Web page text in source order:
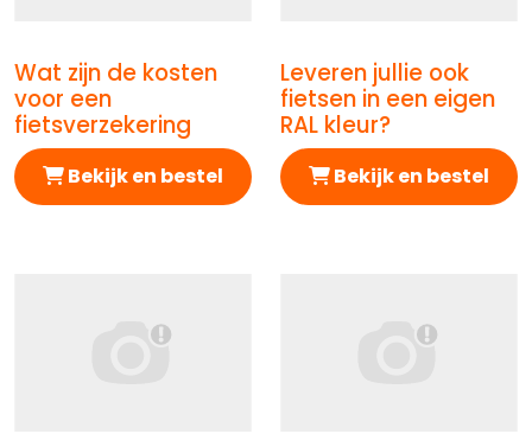
Afbeelding Wat zijn de kosten voor een
Wat zijn de kosten
voor een
fietsverzekering
Bekijk en bestel
Afbeelding Leveren jullie
Leveren jullie ook
fietsen in een eigen
RAL kleur?
Bekijk en bestel